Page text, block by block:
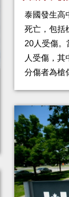
泰國發生高
死亡，包括
20人受傷
人受傷，其
分傷者為槍